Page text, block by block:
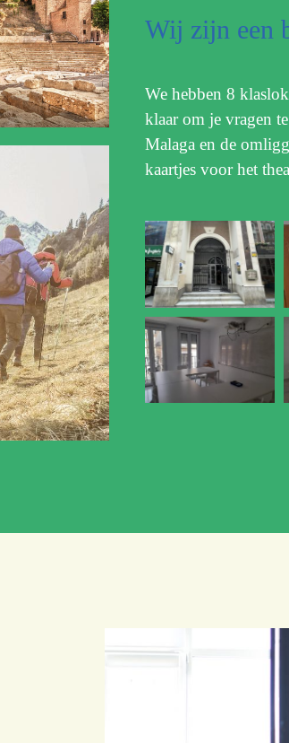
Wij zijn een
We hebben 8
klaar om je vragen
Malaga en de
kaartjes voor het